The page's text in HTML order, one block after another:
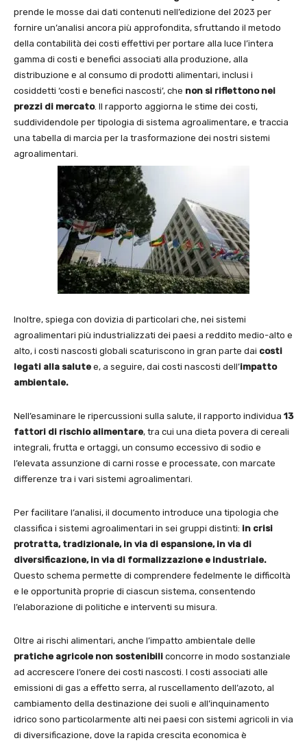
prende le mosse dai dati contenuti nell’edizione del 2023 per
fornire un’analisi ancora più approfondita, sfruttando il metodo
della contabilità dei costi effettivi per portare alla luce l’intera
gamma di costi e benefici associati alla produzione, alla
distribuzione e al consumo di prodotti alimentari, inclusi i
cosiddetti ‘costi e benefici nascosti’, che non si riflettono nei
prezzi di mercato. Il rapporto aggiorna le stime dei costi,
suddividendole per tipologia di sistema agroalimentare, e traccia
una tabella di marcia per la trasformazione dei nostri sistemi
agroalimentari.
Inoltre, spiega con dovizia di particolari che, nei sistemi
agroalimentari più industrializzati dei paesi a reddito medio-alto e
alto, i costi nascosti globali scaturiscono in gran parte dai costi
legati alla salute e, a seguire, dai costi nascosti dell’impatto
ambientale.
Nell’esaminare le ripercussioni sulla salute, il rapporto individua 13
fattori di rischio alimentare, tra cui una dieta povera di cereali
integrali, frutta e ortaggi, un consumo eccessivo di sodio e
l’elevata assunzione di carni rosse e processate, con marcate
differenze tra i vari sistemi agroalimentari.
Per facilitare l’analisi, il documento introduce una tipologia che
classifica i sistemi agroalimentari in sei gruppi distinti: in crisi
protratta, tradizionale, in via di espansione, in via di
diversificazione, in via di formalizzazione e industriale.
Questo schema permette di comprendere fedelmente le difficoltà
e le opportunità proprie di ciascun sistema, consentendo
l’elaborazione di politiche e interventi su misura.
Oltre ai rischi alimentari, anche l’impatto ambientale delle
pratiche agricole non sostenibili concorre in modo sostanziale
ad accrescere l’onere dei costi nascosti. I costi associati alle
emissioni di gas a effetto serra, al ruscellamento dell’azoto, al
cambiamento della destinazione dei suoli e all’inquinamento
idrico sono particolarmente alti nei paesi con sistemi agricoli in via
di diversificazione, dove la rapida crescita economica è